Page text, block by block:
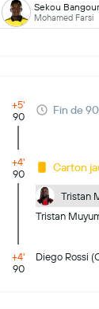
Sekou
Mohamed Farsi
+5'
90
Fin de
+4'
90
Carton
Tristan
Tristan
+4'
90
Diego Rossi